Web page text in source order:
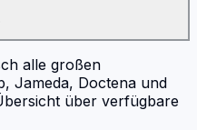
alle großen
Jameda, Doctena und
über verfügbare